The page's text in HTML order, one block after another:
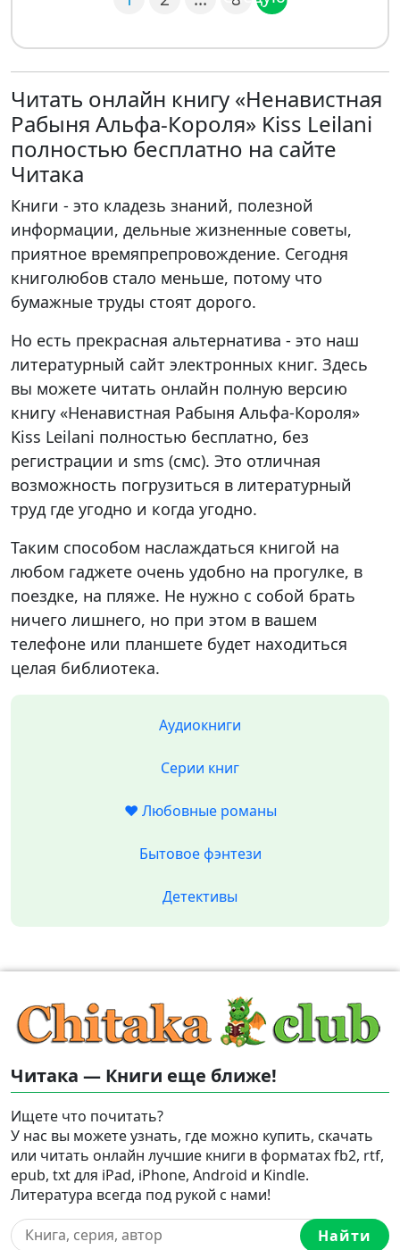
Читать онлайн книгу «Ненавистная
Рабыня Альфа-Короля» Kiss Leilani
полностью бесплатно на сайте
Читака
Книги - это кладезь знаний, полезной
информации, дельные жизненные советы,
приятное времяпрепровождение. Сегодня
книголюбов стало меньше, потому что
бумажные труды стоят дорого.
Но есть прекрасная альтернатива - это наш
литературный сайт электронных книг. Здесь
вы можете читать онлайн полную версию
книгу «Ненавистная Рабыня Альфа-Короля»
Kiss Leilani полностью бесплатно, без
регистрации и sms (смс). Это отличная
возможность погрузиться в литературный
труд где угодно и когда угодно.
Таким способом наслаждаться книгой на
любом гаджете очень удобно на прогулке, в
поездке, на пляже. Не нужно с собой брать
ничего лишнего, но при этом в вашем
телефоне или планшете будет находиться
целая библиотека.
Аудиокниги
Серии книг
❤️ Любовные романы
Бытовое фэнтези
Детективы
Читака — Книги еще ближе!
Ищете что почитать?
У нас вы можете узнать, где можно купить, скачать
или читать онлайн лучшие книги в форматах fb2, rtf,
epub, txt для iPad, iPhone, Android и Kindle.
Литература всегда под рукой с нами!
Найти